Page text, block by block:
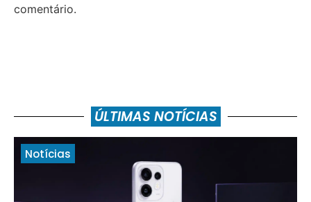
comentário.
ÚLTIMAS NOTÍCIAS
Notícias